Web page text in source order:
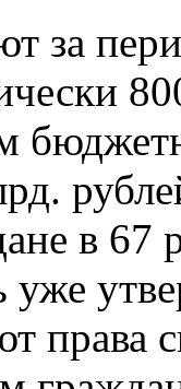
за
в
уже
права